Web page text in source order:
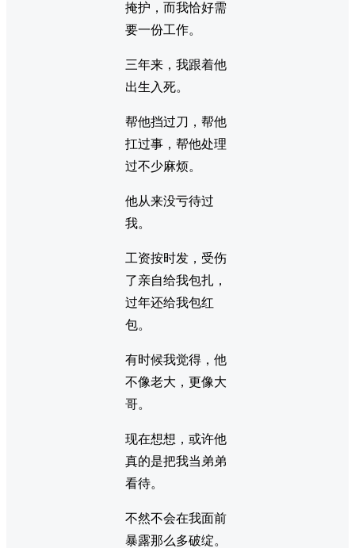
掩护，而我恰好需
要一份工作。
三年来，我跟着他
出生入死。
帮他挡过刀，帮他
扛过事，帮他处理
过不少麻烦。
他从来没亏待过
我。
工资按时发，受伤
了亲自给我包扎，
过年还给我包红
包。
有时候我觉得，他
不像老大，更像大
哥。
现在想想，或许他
真的是把我当弟弟
看待。
不然不会在我面前
暴露那么多破绽。